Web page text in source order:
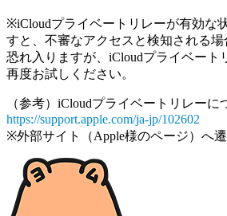
※iCloudプライベートリレーが有効な
すと、不審なアクセスと検知される場
恐れ入りますが、iCloudプライベート
再度お試しください。
（参考）iCloudプライベートリレーに
https://support.apple.com/ja-jp/102602
※外部サイト（Apple様のページ）へ